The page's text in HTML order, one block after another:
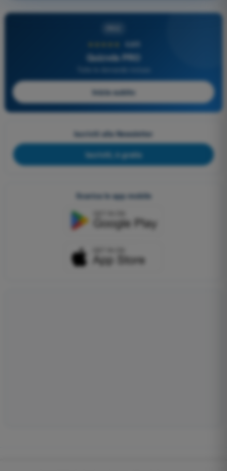
4,6/5
Quizvds PRO
Inizia subito
Iscriviti alla Newsletter
Iscriviti, è gratis
Scarica le app mobile